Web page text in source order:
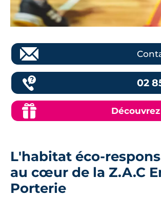
02
L'habitat éco-
au cœur de la Z.A.C
Porterie